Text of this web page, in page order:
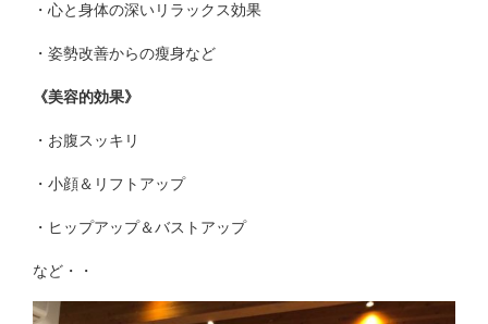
・心と身体の深いリラックス効果
・姿勢改善からの瘦身など
《美容的効果》
・お腹スッキリ
・小顔＆リフトアップ
・ヒップアップ＆バストアップ
など・・